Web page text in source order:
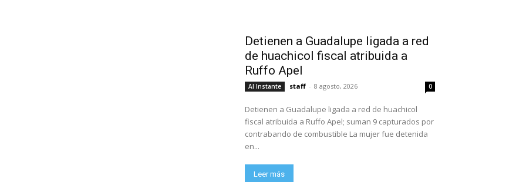
Detienen a Guadalupe ligada a red
de huachicol fiscal atribuida a
Ruffo Apel
Al Instante staff - 8 agosto, 2026 0
Detienen a Guadalupe ligada a red de huachicol
fiscal atribuida a Ruffo Apel; suman 9 capturados por
contrabando de combustible La mujer fue detenida
en...
Leer más